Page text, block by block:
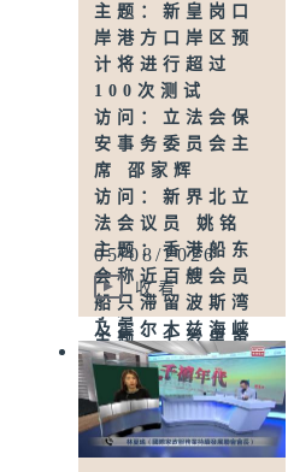
盟
访问：香港贸易
发展局副总裁 钟
永喜
主题：5岁男童被
虐待致死 母亲
判囚22年／性罪
行法例公众谘询
完结
访问：防止虐待
儿童会总干事 娄
小君
主题：七岁男童
感染甲型流感不
治 今年首宗儿童
流感离世个案
访问：亚洲儿童
主题：新皇岗口
岸港方口岸区预
计将进行超过
100次测试
访问：立法会保
安事务委员会主
席 邵家辉
访问：新界北立
法会议员 姚铭
主题：香港船东
会称近百艘会员
船只滞留波斯湾
及霍尔木兹海峡
访问：香港船东
会常务副主席 林
诗键
访问：香港气象
学会发言人 梁荣
05/08/2026
收看